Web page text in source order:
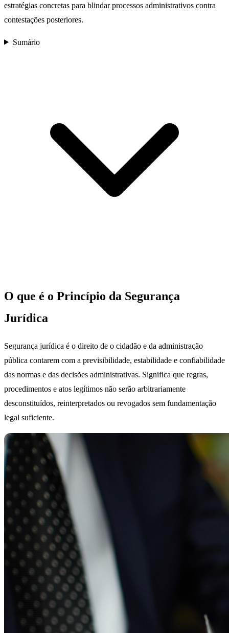
estratégias concretas para blindar processos administrativos contra
contestações posteriores.
Sumário
O que é o Princípio da Segurança
Jurídica
Segurança jurídica é o direito de o cidadão e da administração
pública contarem com a previsibilidade, estabilidade e confiabilidade
das normas e das decisões administrativas. Significa que regras,
procedimentos e atos legítimos não serão arbitrariamente
desconstituídos, reinterpretados ou revogados sem fundamentação
legal suficiente.